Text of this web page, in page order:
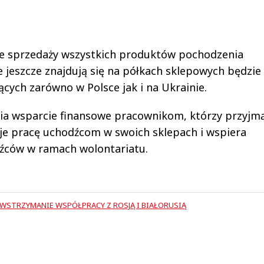
sprzedaży wszystkich produktów pochodzenia
znajdują się na półkach sklepowych będzie
zarówno w Polsce jak i na Ukrainie.
wsparcie finansowe pracownikom, którzy
pracę uchodźcom w swoich sklepach i wspiera
w ramach wolontariatu.
WSPÓŁPRACY Z ROSJĄ I BIAŁORUSIĄ